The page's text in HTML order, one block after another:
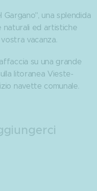
una splendida
naturali ed artistiche
vacanza.
su una grande
litoranea Vieste-
navette comunale.